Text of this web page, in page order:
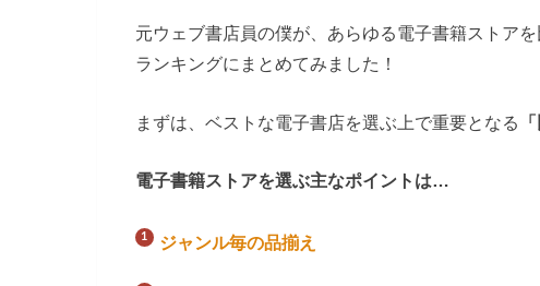
元ウェブ書店員の僕が、あらゆる電子書籍ストア
ランキングにまとめてみました！
まずは、ベストな電子書店を選ぶ上で重要となる
電子書籍ストアを選ぶ主なポイントは…
ジャンル毎の品揃え